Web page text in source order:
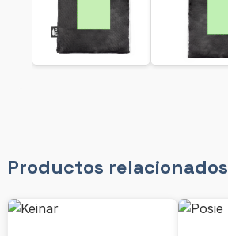
Productos relacionados